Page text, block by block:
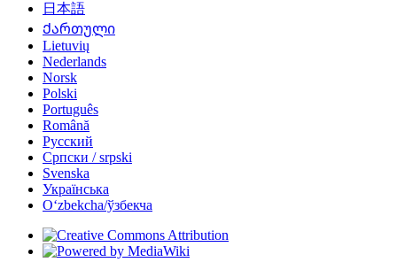
日本語
Ქართული
Lietuvių
Nederlands
Norsk
Polski
Português
Română
Русский
Српски / srpski
Svenska
Українська
Oʻzbekcha/ўзбекча